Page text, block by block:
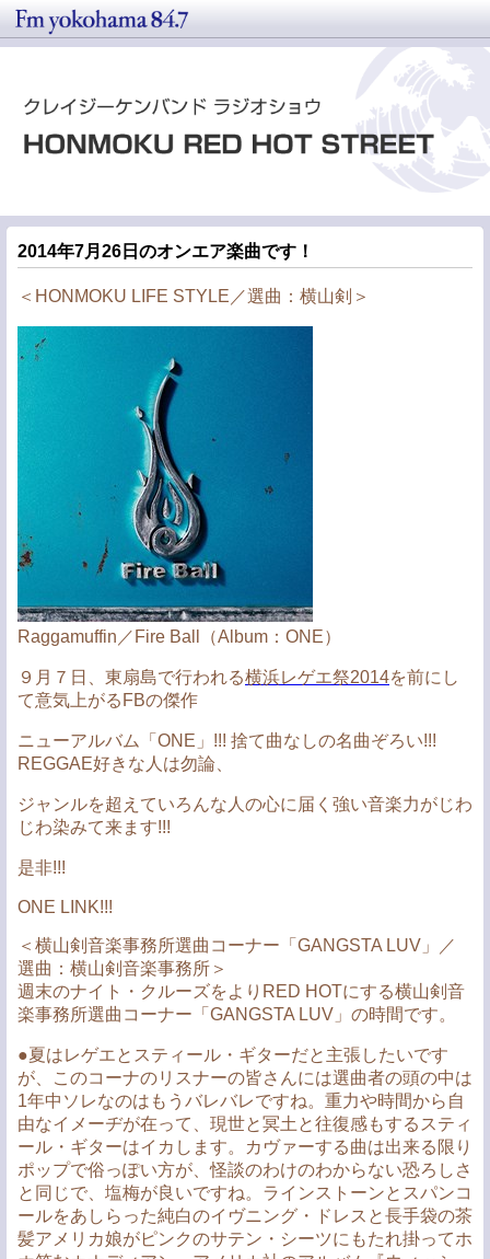
2014年7月26日のオンエア楽曲です！
＜HONMOKU LIFE STYLE／選曲：横山剣＞
Raggamuffin／Fire Ball（Album：ONE）
９月７日、東扇島で行われる横浜レゲエ祭2014を前にし
て意気上がるFBの傑作
ニューアルバム「ONE」!!! 捨て曲なしの名曲ぞろい!!!
REGGAE好きな人は勿論、
ジャンルを超えていろんな人の心に届く強い音楽力がじわ
じわ染みて来ます!!!
是非!!!
ONE LINK!!!
＜横山剣音楽事務所選曲コーナー「GANGSTA LUV」／
選曲：横山剣音楽事務所＞
週末のナイト・クルーズをよりRED HOTにする横山剣音
楽事務所選曲コーナー「GANGSTA LUV」の時間です。
●夏はレゲエとスティール・ギターだと主張したいです
が、このコーナのリスナーの皆さんには選曲者の頭の中は
1年中ソレなのはもうバレバレですね。重力や時間から自
由なイメーヂが在って、現世と冥土と往復感もするスティ
ール・ギターはイカします。カヴァーする曲は出来る限り
ポップで俗っぽい方が、怪談のわけのわからない恐ろしさ
と同じで、塩梅が良いですね。ラインストーンとスパンコ
ールをあしらった純白のイヴニング・ドレスと長手袋の茶
髪アメリカ娘がピンクのサテン・シーツにもたれ掛ってホ